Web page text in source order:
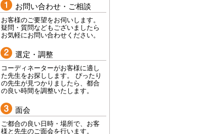
お問い合わせ・ご相談
お客様のご要望をお伺いします。
疑問・質問などもございましたら
お気軽にお問い合わせください。
選定・調整
コーディネーターがお客様に適し
た先生をお探しします。 ぴったり
の先生が見つかりましたら、都合
の良い時間を調整いたします。
面会
ご都合の良い日時・場所で、お客
様と先生のご面会を行います。